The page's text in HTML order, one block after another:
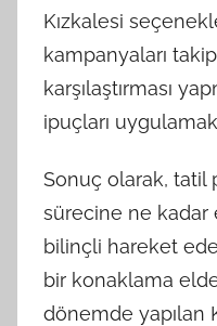
Kızkalesi
kampanyaları
karşılaştırması
ipuçları
Sonuç olarak, tatil
sürecine ne kadar
bilinçli hareket
bir konaklama
dönemde yapılan